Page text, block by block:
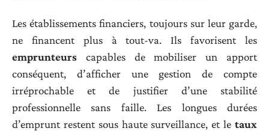
Les établissements financiers, toujours sur leur garde,
ne financent plus à tout-va. Ils favorisent les
emprunteurs capables de mobiliser un apport
conséquent, d’afficher une gestion de compte
irréprochable et de justifier d’une stabilité
professionnelle sans faille. Les longues durées
d’emprunt restent sous haute surveillance, et le taux